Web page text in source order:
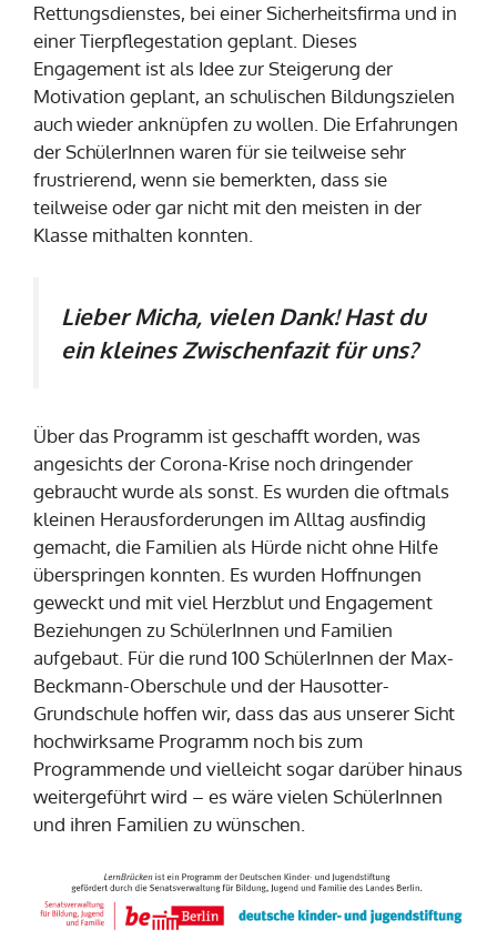
Rettungsdienstes, bei einer Sicherheitsfirma und in
einer Tierpflegestation geplant. Dieses
Engagement ist als Idee zur Steigerung der
Motivation geplant, an schulischen Bildungszielen
auch wieder anknüpfen zu wollen. Die Erfahrungen
der SchülerInnen waren für sie teilweise sehr
frustrierend, wenn sie bemerkten, dass sie
teilweise oder gar nicht mit den meisten in der
Klasse mithalten konnten.
Lieber Micha, vielen Dank! Hast du
ein kleines Zwischenfazit für uns?
Über das Programm ist geschafft worden, was
angesichts der Corona-Krise noch dringender
gebraucht wurde als sonst. Es wurden die oftmals
kleinen Herausforderungen im Alltag ausfindig
gemacht, die Familien als Hürde nicht ohne Hilfe
überspringen konnten. Es wurden Hoffnungen
geweckt und mit viel Herzblut und Engagement
Beziehungen zu SchülerInnen und Familien
aufgebaut. Für die rund 100 SchülerInnen der Max-
Beckmann-Oberschule und der Hausotter-
Grundschule hoffen wir, dass das aus unserer Sicht
hochwirksame Programm noch bis zum
Programmende und vielleicht sogar darüber hinaus
weitergeführt wird – es wäre vielen SchülerInnen
und ihren Familien zu wünschen.